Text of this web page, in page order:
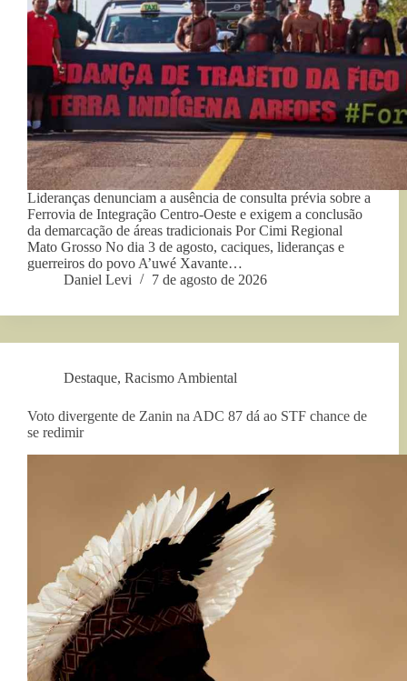
Lideranças denunciam a ausência de consulta prévia sobre a
Ferrovia de Integração Centro-Oeste e exigem a conclusão
da demarcação de áreas tradicionais Por Cimi Regional
Mato Grosso No dia 3 de agosto, caciques, lideranças e
guerreiros do povo A’uwé Xavante…
Daniel Levi
7 de agosto de 2026
Destaque, Racismo Ambiental
Voto divergente de Zanin na ADC 87 dá ao STF chance de
se redimir